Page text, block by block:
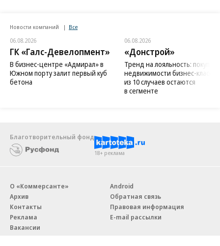
Новости компаний Все
06.08.2026
ГК «Галс-Девелопмент»
В бизнес-центре «Адмирал» в
Южном порту залит первый куб
бетона
06.08.2026
«Донстрой»
Тренд на лояльность:
недвижимости бизнес-класса
из 10 случаев остаются
в сегменте
Благотворительный фонд
18+ реклама
О «Коммерсанте»
Архив
Контакты
Реклама
Вакансии
Android
Обратная связь
Правовая информация
E-mail рассылки